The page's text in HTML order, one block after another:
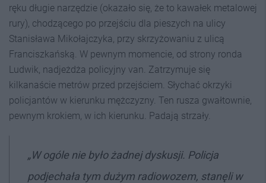
ręku długie narzędzie (okazało się, że to kawałek metalowej
rury), chodzącego po przejściu dla pieszych na ulicy
Stanisława Mikołajczyka, przy skrzyżowaniu z ulicą
Franciszkańską. W pewnym momencie, od strony ronda
Ludwik, nadjeżdża policyjny van. Zatrzymuje się
kilkanaście metrów przed przejściem. Słychać okrzyki
policjantów w kierunku mężczyzny. Ten rusza gwałtownie,
pewnym krokiem, w ich kierunku. Padają strzały.
„W ogóle nie było żadnej dyskusji. Policja
podjechała tym dużym radiowozem, stanęli w